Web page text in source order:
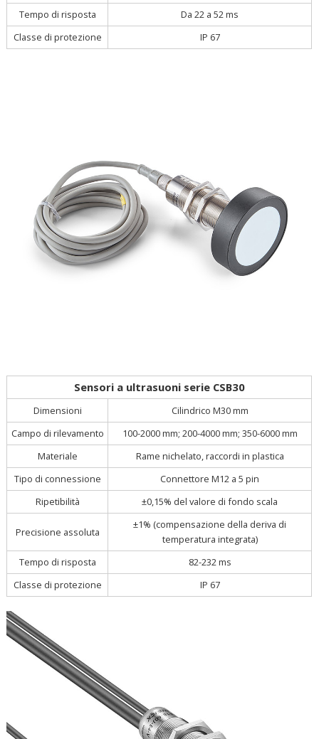
Tempo di risposta
Da 22 a 52 ms
Classe di protezione
IP 67
Sensori a ultrasuoni serie CSB30
Dimensioni
Cilindrico M30 mm
Campo di rilevamento
100-2000 mm; 200-4000 mm; 350-6000 mm
Materiale
Rame nichelato, raccordi in plastica
Tipo di connessione
Connettore M12 a 5 pin
Ripetibilità
±0,15% del valore di fondo scala
Precisione assoluta
±1% (compensazione della deriva di
temperatura integrata)
Tempo di risposta
82-232 ms
Classe di protezione
IP 67